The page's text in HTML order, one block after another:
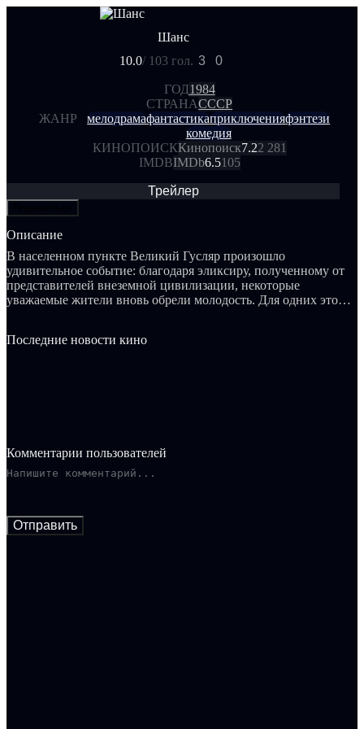
Шанс
10.0/ 103 гол. 3 0
ГОД1984
СТРАНАСССР
ЖАНР
мелодрамафантастикаприключенияфэнтези
комедия
КИНОПОИСККинопоиск7.22 281
IMDBIMDb6.5105
Трейлер
Описание
В населенном пункте Великий Гусляр произошло
удивительное событие: благодаря эликсиру, полученному от
представителей внеземной цивилизации, некоторые
уважаемые жители вновь обрели молодость. Для одних этот
Последние новости кино
Комментарии пользователей
Отправить